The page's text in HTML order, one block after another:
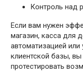
Контроль над
Если вам нужен
магазин, касса для
автоматизацией
клиентской базы,
протестировать